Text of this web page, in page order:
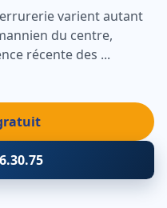
varient autant
du centre,
récente des ...